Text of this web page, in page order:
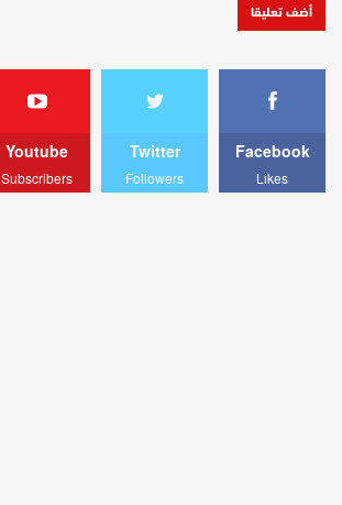
Facebook
Likes
Twitter
Followers
Youtube
Subscribers